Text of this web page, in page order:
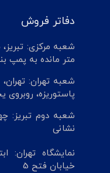
دفاتر فروش
متر مانده به پمپ
شعبه تهران:
پاستوریزه، روبروی
شعبه دوم تبریز:
نشانی
نمایشگاه تهران:
خیابان فتح 5